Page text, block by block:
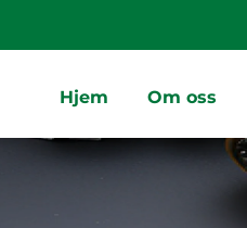
Hjem Om oss